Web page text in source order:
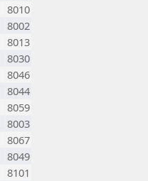
8010
8002
8013
8030
8046
8044
8059
8003
8067
8049
8101